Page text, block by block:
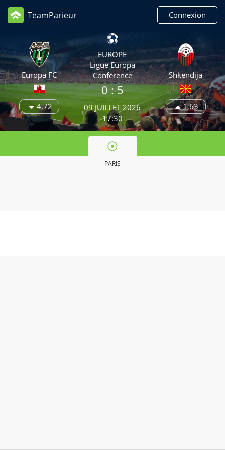
TeamParieur Connexion
Europa FC
4,72
EUROPE
Ligue Europa
Conférence
0 :5
09 JUILLET 2026
17:30
Shkendija
1,63
PARIS